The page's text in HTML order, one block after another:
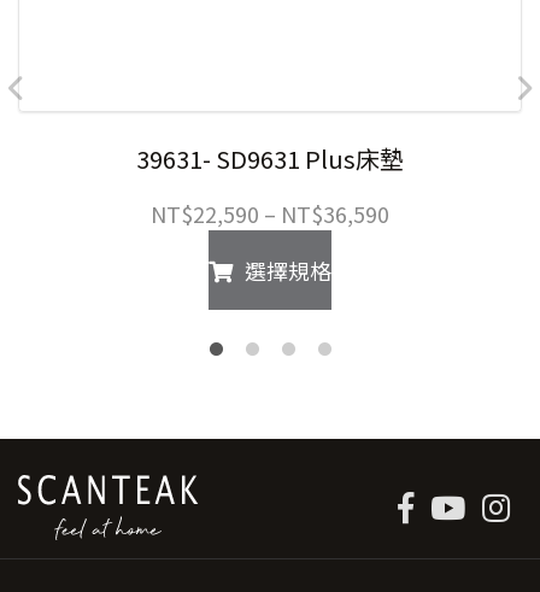
39631- SD9631 Plus床墊
NT$22,590 – NT$36,590
選擇規格此
有
款
產